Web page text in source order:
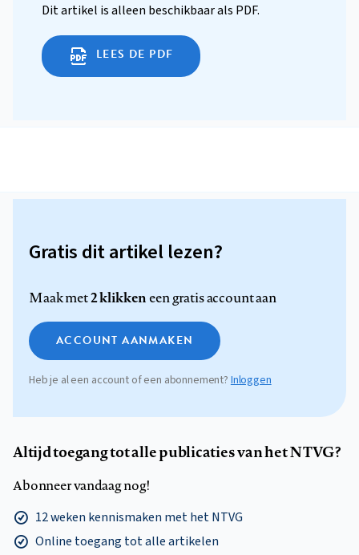
Dit artikel is alleen beschikbaar als PDF.
LEES DE PDF
Gratis dit artikel lezen?
Maak met2 klikkeneen gratis account aan
ACCOUNT AANMAKEN
Heb je al een account of een abonnement? Inloggen
Altijd toegang tot alle publicaties van het NTVG?
Abonneer vandaag nog!
12 weken kennismaken met het NTVG
Online toegang tot alle artikelen